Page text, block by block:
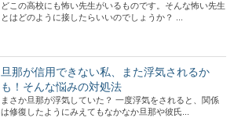
どこの高校にも怖い先生がいるものです。そんな怖い先生
とはどのように接したらいいのでしょうか？ ...
旦那が信用できない私、また浮気されるか
も！そんな悩みの対処法
まさか旦那が浮気していた？ 一度浮気をされると、関係
は修復したようにみえてもなかなか旦那や彼氏...